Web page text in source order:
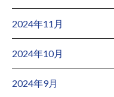
2024年11月
2024年10月
2024年9月